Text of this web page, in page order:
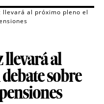
llevará al próximo pleno el
llevará al
sobre